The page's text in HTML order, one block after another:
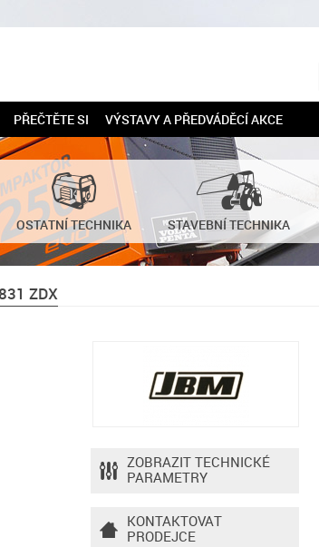
PŘEČTĚTE SI VÝSTAVY A PŘEDVÁDĚCÍ AKCE
OSTATNÍ TECHNIKA STAVEBNÍ TECHNIKA
ZDX
ZOBRAZIT TECHNICKÉ
PARAMETRY
KONTAKTOVAT
PRODEJCE